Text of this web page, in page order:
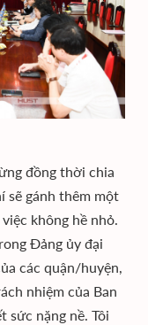
đồng thời chia
sẽ gánh thêm một
không hề nhỏ.
Đảng ủy đại
các quận/huyện,
nhiệm của Ban
sức nặng nề. Tôi